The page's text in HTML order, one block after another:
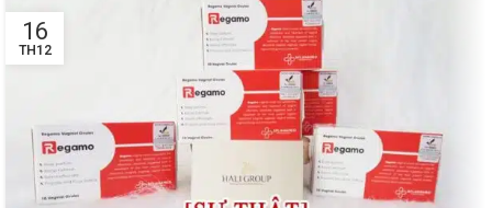
16
TH12